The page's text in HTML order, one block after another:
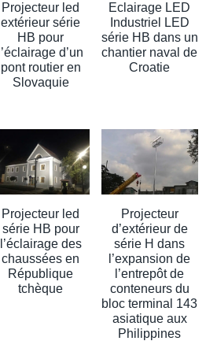
Projecteur led
extérieur série
HB pour
l’éclairage d’un
pont routier en
Slovaquie
Eclairage LED
Industriel LED
série HB dans un
chantier naval de
Croatie
Projecteur led
série HB pour
l’éclairage des
chaussées en
République
tchèque
Projecteur
d’extérieur de
série H dans
l’expansion de
l’entrepôt de
conteneurs du
bloc terminal 143
asiatique aux
Philippines